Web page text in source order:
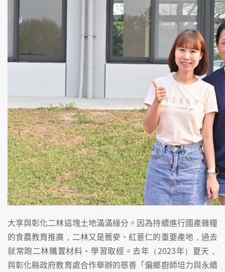
大享與彰化二林這塊土地滿滿緣分。因為持續進行國產雜糧
的食農教育推廣，二林又是蕎麥、紅薏仁的重要產地，過去
就常跑二林購置材料、學習取經。去年（2023年）夏天，
與彰化縣政府教育處合作舉辦的慈善「偏鄉廚師培力與永續